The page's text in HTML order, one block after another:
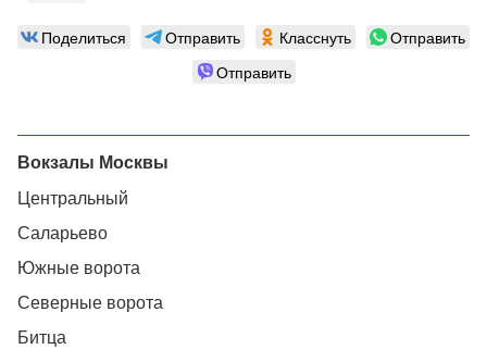
Поделиться Отправить Класснуть
Отправить
Отправить
Вокзалы Москвы
Центральный
Саларьево
Южные ворота
Северные ворота
Битца